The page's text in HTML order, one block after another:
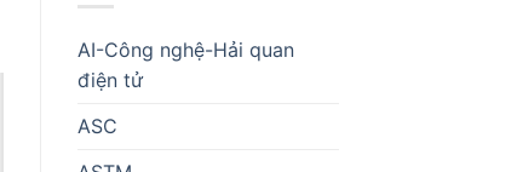
AI-Công nghệ-Hải quan
điện tử
ASC